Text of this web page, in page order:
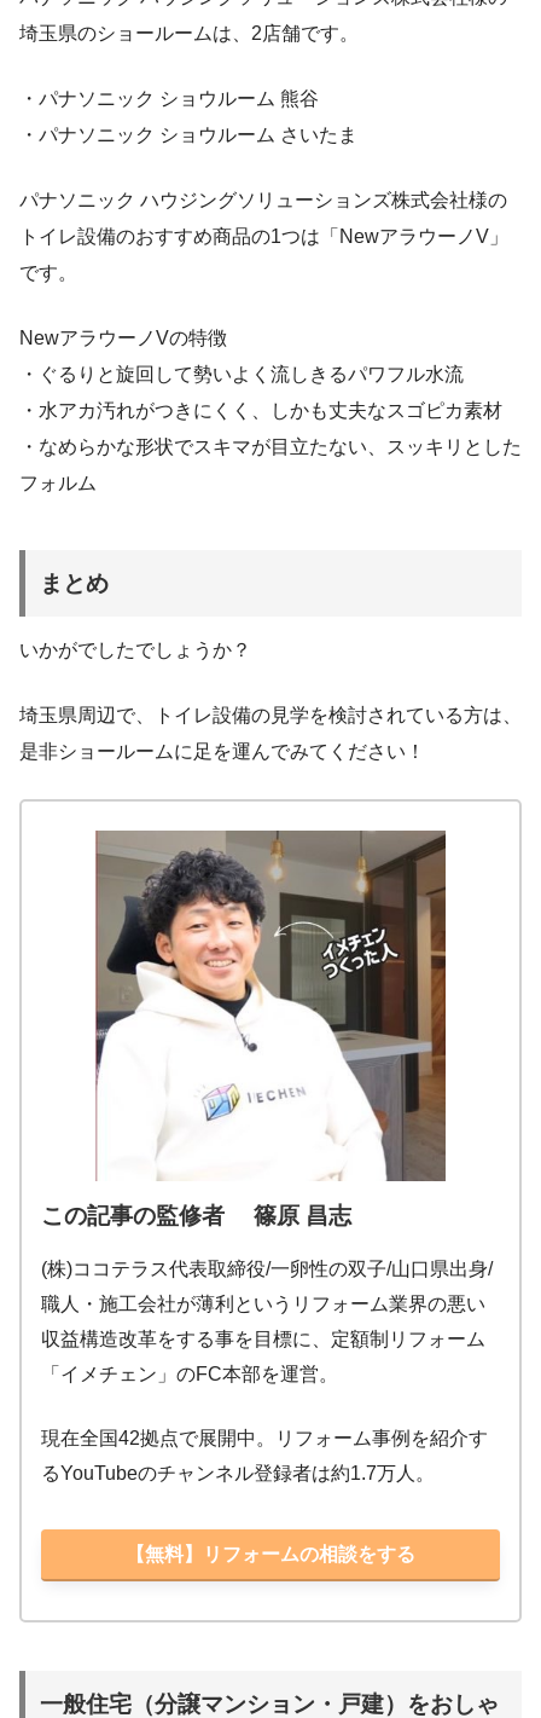
埼玉県のショールームは、2店舗です。
・パナソニック ショウルーム 熊谷
・パナソニック ショウルーム さいたま
パナソニック ハウジングソリューションズ株式会社様の
トイレ設備のおすすめ商品の1つは「NewアラウーノV」
です。
NewアラウーノVの特徴
・ぐるりと旋回して勢いよく流しきるパワフル水流
・水アカ汚れがつきにくく、しかも丈夫なスゴピカ素材
・なめらかな形状でスキマが目立たない、スッキリとした
フォルム
まとめ
いかがでしたでしょうか？
埼玉県周辺で、トイレ設備の見学を検討されている方は、
是非ショールームに足を運んでみてください！
この記事の監修者 篠原 昌志
(株)ココテラス代表取締役/一卵性の双子/山口県出身/
職人・施工会社が薄利というリフォーム業界の悪い
収益構造改革をする事を目標に、定額制リフォーム
「イメチェン」のFC本部を運営。
現在全国42拠点で展開中。リフォーム事例を紹介す
るYouTubeのチャンネル登録者は約1.7万人。
【無料】リフォームの相談をする
一般住宅（分譲マンション・戸建）をおしゃ